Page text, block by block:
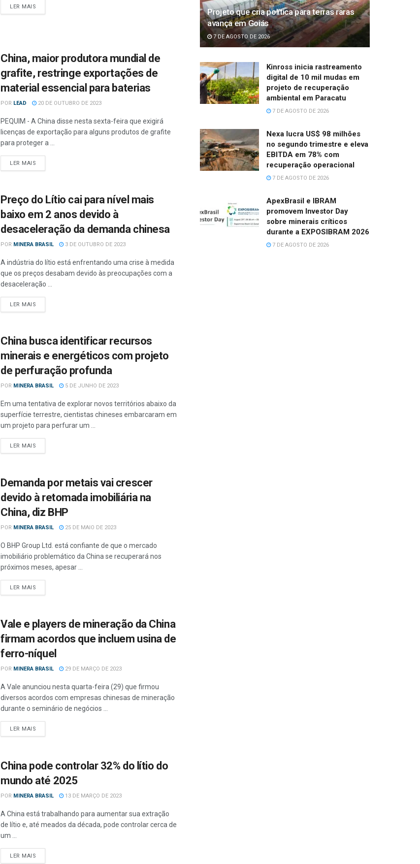
LER MAIS
China, maior produtora mundial de
grafite, restringe exportações de
material essencial para baterias
POR LEAD 20 DE OUTUBRO DE 2023
PEQUIM - A China disse nesta sexta-feira que exigirá
licenças de exportação para alguns produtos de grafite
para proteger a ...
LER MAIS
Preço do Lítio cai para nível mais
baixo em 2 anos devido à
desaceleração da demanda chinesa
POR MINERA BRASIL 3 DE OUTUBRO DE 2023
A indústria do lítio está enfrentando uma crise à medida
que os preços desabam devido às preocupações com a
desaceleração ...
LER MAIS
China busca identificar recursos
minerais e energéticos com projeto
de perfuração profunda
POR MINERA BRASIL 5 DE JUNHO DE 2023
Em uma tentativa de explorar novos territórios abaixo da
superfície terrestre, cientistas chineses embarcaram em
um projeto para perfurar um ...
LER MAIS
Demanda por metais vai crescer
devido à retomada imobiliária na
China, diz BHP
POR MINERA BRASIL 25 DE MAIO DE 2023
O BHP Group Ltd. está confiante de que o mercado
imobiliário problemático da China se recuperará nos
próximos meses, apesar ...
LER MAIS
Vale e players de mineração da China
firmam acordos que incluem usina de
ferro-níquel
POR MINERA BRASIL 29 DE MARÇO DE 2023
A Vale anunciou nesta quarta-feira (29) que firmou
diversos acordos com empresas chinesas de mineração
durante o seminário de negócios ...
LER MAIS
China pode controlar 32% do lítio do
mundo até 2025
POR MINERA BRASIL 13 DE MARÇO DE 2023
A China está trabalhando para aumentar sua extração
de lítio e, até meados da década, pode controlar cerca de
um ...
LER MAIS
Projeto que cria política para terras raras
avança em Goiás
7 DE AGOSTO DE 2026
Kinross inicia rastreamento
digital de 10 mil mudas em
projeto de recuperação
ambiental em Paracatu
7 DE AGOSTO DE 2026
Nexa lucra US$ 98 milhões
no segundo trimestre e eleva
EBITDA em 78% com
recuperação operacional
7 DE AGOSTO DE 2026
ApexBrasil e IBRAM
promovem Investor Day
sobre minerais críticos
durante a EXPOSIBRAM 2026
7 DE AGOSTO DE 2026